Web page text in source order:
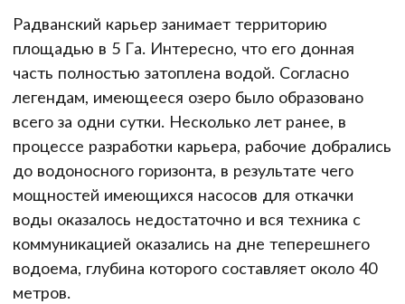
Радванский карьер занимает территорию
площадью в 5 Га. Интересно, что его донная
часть полностью затоплена водой. Согласно
легендам, имеющееся озеро было образовано
всего за одни сутки. Несколько лет ранее, в
процессе разработки карьера, рабочие добрались
до водоносного горизонта, в результате чего
мощностей имеющихся насосов для откачки
воды оказалось недостаточно и вся техника с
коммуникацией оказались на дне теперешнего
водоема, глубина которого составляет около 40
метров.